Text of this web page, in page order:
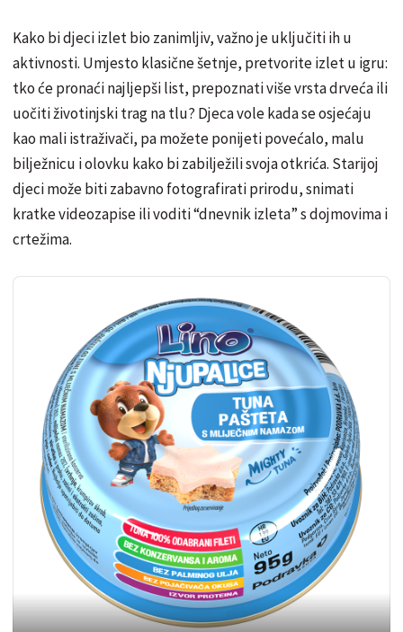
Kako bi djeci izlet bio zanimljiv, važno je uključiti ih u
aktivnosti. Umjesto klasične šetnje, pretvorite izlet u igru:
tko će pronaći najljepši list, prepoznati više vrsta drveća ili
uočiti životinjski trag na tlu? Djeca vole kada se osjećaju
kao mali istraživači, pa možete ponijeti povećalo, malu
bilježnicu i olovku kako bi zabilježili svoja otkrića. Starijoj
djeci može biti zabavno fotografirati prirodu, snimati
kratke videozapise ili voditi “dnevnik izleta” s dojmovima i
crtežima.